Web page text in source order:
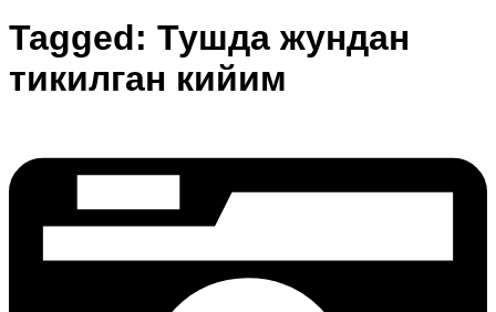
Tagged: Тушда жундан
тикилган кийим